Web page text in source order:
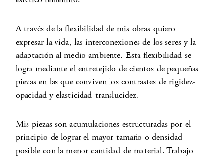
A través de la flexibilidad de mis obras quiero
expresar la vida, las interconexiones de los seres y la
adaptación al medio ambiente. Esta flexibilidad se
logra mediante el entretejido de cientos de pequeñas
piezas en las que conviven los contrastes de rigidez-
opacidad y elasticidad-translucidez.
Mis piezas son acumulaciones estructuradas por el
principio de lograr el mayor tamaño o densidad
posible con la menor cantidad de material. Trabajo